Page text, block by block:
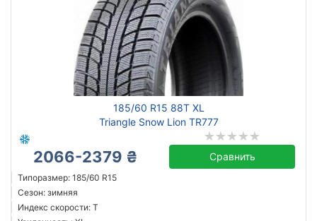
185/60 R15 88T XL
Triangle Snow Lion TR777
2066-2379 ₴ Сравнить
Типоразмер: 185/60 R15
Сезон: зимняя
Индекс скорости: T